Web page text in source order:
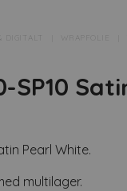
DIGITALT
SP10
Pearl White.
multilager.